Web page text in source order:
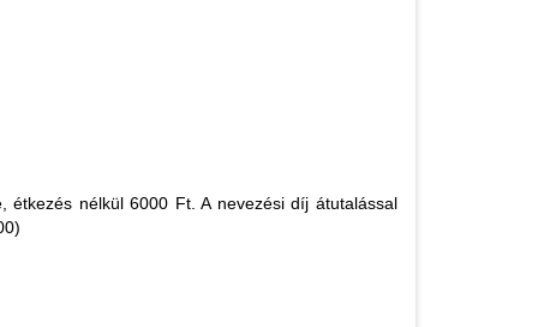
nélkül 6000 Ft. A nevezési díj átutalással